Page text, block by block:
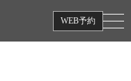
WEB予約